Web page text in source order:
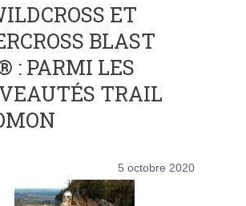
ET
BLAST
: PARMI LES
TRAIL
5 octobre 2020